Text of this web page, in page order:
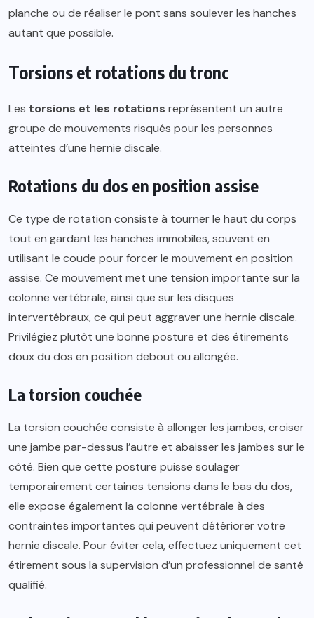
planche ou de réaliser le pont sans soulever les hanches
autant que possible.
Torsions et rotations du tronc
Les torsions et les rotations représentent un autre
groupe de mouvements risqués pour les personnes
atteintes d’une hernie discale.
Rotations du dos en position assise
Ce type de rotation consiste à tourner le haut du corps
tout en gardant les hanches immobiles, souvent en
utilisant le coude pour forcer le mouvement en position
assise. Ce mouvement met une tension importante sur la
colonne vertébrale, ainsi que sur les disques
intervertébraux, ce qui peut aggraver une hernie discale.
Privilégiez plutôt une bonne posture et des étirements
doux du dos en position debout ou allongée.
La torsion couchée
La torsion couchée consiste à allonger les jambes, croiser
une jambe par-dessus l’autre et abaisser les jambes sur le
côté. Bien que cette posture puisse soulager
temporairement certaines tensions dans le bas du dos,
elle expose également la colonne vertébrale à des
contraintes importantes qui peuvent détériorer votre
hernie discale. Pour éviter cela, effectuez uniquement cet
étirement sous la supervision d’un professionnel de santé
qualifié.